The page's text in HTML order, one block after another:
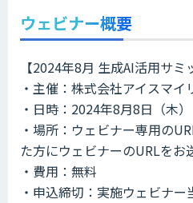
ウェビナー概要
【2024年8月 生成AI活用サミ
・主催：株式会社アイスマイ
・日時：2024年8月8日（木）
・場所：ウェビナー専用の
た方にウェビナーのURLをお
・費用：無料
・申込締切：実施ウェビナ